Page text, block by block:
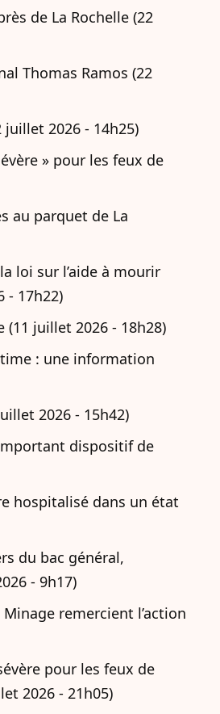
de La Rochelle (22
Thomas Ramos (22
2026 - 14h25)
» pour les feux de
au parquet de La
loi sur l’aide à mourir
- 17h22)
(11 juillet 2026 - 18h28)
: une information
2026 - 15h42)
dispositif de
hospitalisé dans un état
du bac général,
- 9h17)
remercient l’action
pour les feux de
2026 - 21h05)